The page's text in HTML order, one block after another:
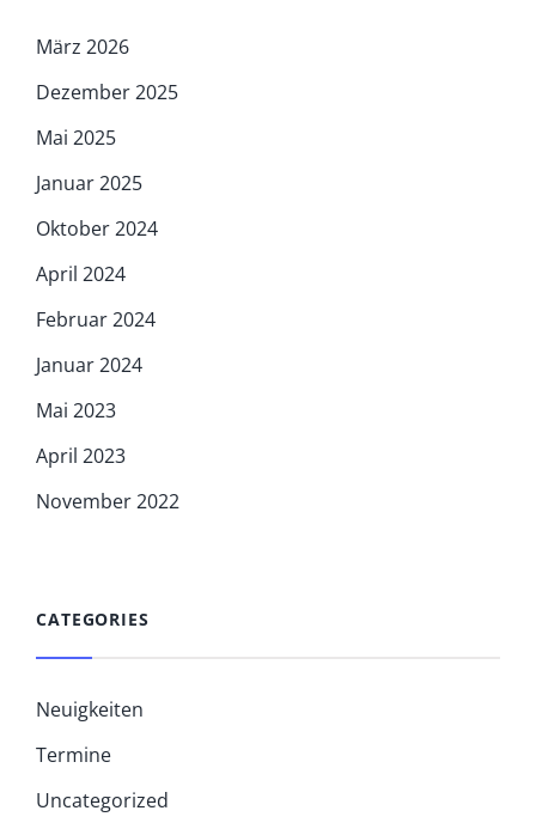
März 2026
Dezember 2025
Mai 2025
Januar 2025
Oktober 2024
April 2024
Februar 2024
Januar 2024
Mai 2023
April 2023
November 2022
CATEGORIES
Neuigkeiten
Termine
Uncategorized